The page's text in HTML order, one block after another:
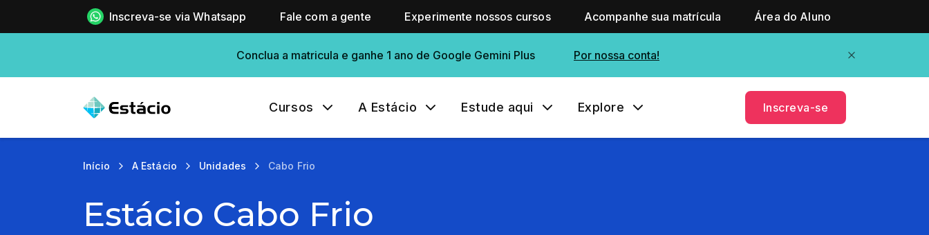
Inscreva-se via Whatsapp Fale com a gente Experimente nossos cursos Acompanhe sua matrícula Área do Aluno
Conclua a matricula e ganhe 1 ano de Google Gemini Plus Por nossa conta!
Cursos A Estácio Estude aqui Explore Inscreva-se
Início A Estácio Unidades Cabo Frio
Estácio Cabo Frio